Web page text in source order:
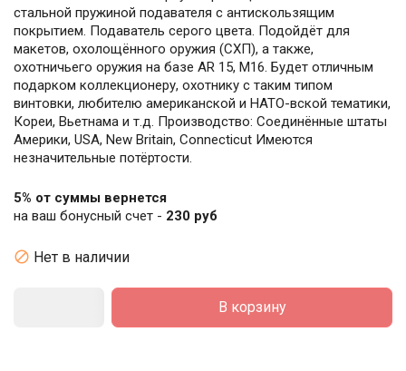
стальной пружиной подавателя с антискользящим
покрытием. Подаватель серого цвета. Подойдёт для
макетов, охолощённого оружия (СХП), а также,
охотничьего оружия на базе AR 15, M16. Будет отличным
подарком коллекционеру, охотнику с таким типом
винтовки, любителю американской и НАТО-вской тематики,
Кореи, Вьетнама и т.д. Производство: Соединённые штаты
Америки, USA, New Britain, Connecticut Имеются
незначительные потёртости.
5% от суммы вернется
на ваш бонусный счет - 230 руб
 Нет в наличии
В корзину